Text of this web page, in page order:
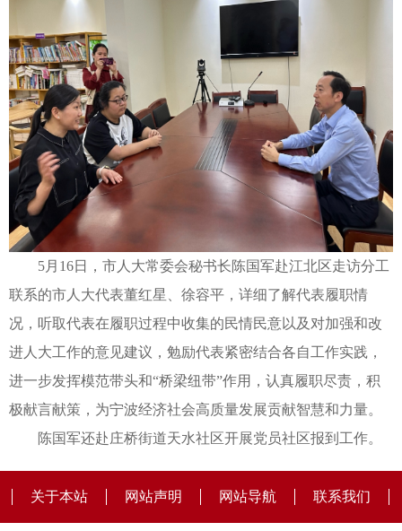
5月16日，市人大常委会秘书长陈国军赴江北区走访分工
联系的市人大代表董红星、徐容平，详细了解代表履职情
况，听取代表在履职过程中收集的民情民意以及对加强和改
进人大工作的意见建议，勉励代表紧密结合各自工作实践，
进一步发挥模范带头和“桥梁纽带”作用，认真履职尽责，积
极献言献策，为宁波经济社会高质量发展贡献智慧和力量。
陈国军还赴庄桥街道天水社区开展党员社区报到工作。
关于本站 网站声明 网站导航 联系我们